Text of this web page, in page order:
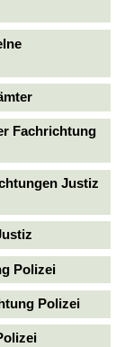
Fachrichtung
Justiz
Polizei
Polizei